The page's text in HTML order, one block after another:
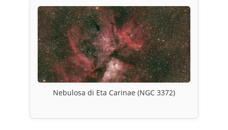
Nebulosa di Eta Carinae (NGC 3372)